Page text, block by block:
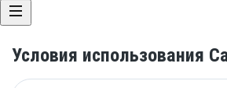
Условия использования